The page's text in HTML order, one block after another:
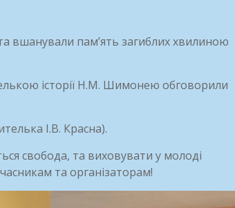
та вшанували пам’ять загиблих хвилиною
історії Н.М. Шимонею обговорили
І.В. Красна).
свобода, та виховувати у молоді
та організаторам!